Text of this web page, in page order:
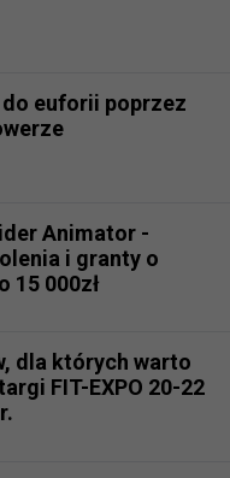
euforii poprzez
Animator -
i granty o
15 000zł
dla których warto
FIT-EXPO 20-22